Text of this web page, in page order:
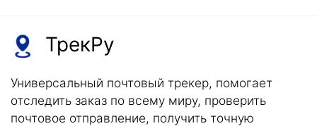
ТрекРу
Универсальный почтовый трекер, помогает
отследить заказ по всему миру, проверить
почтовое отправление, получить точную